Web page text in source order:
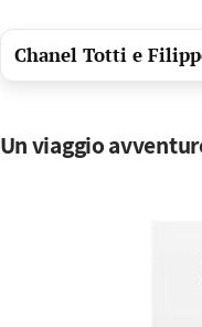
Chanel Totti e
Un viaggio